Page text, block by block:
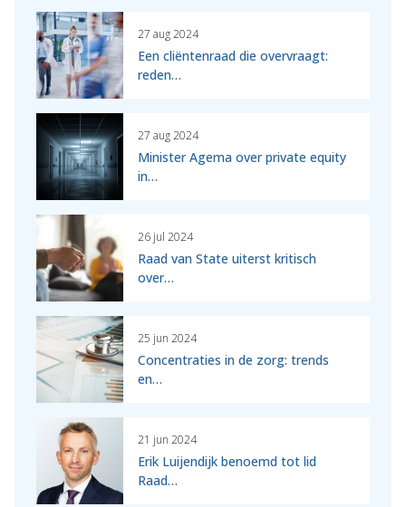
27 aug 2024
Een cliëntenraad die overvraagt:
reden…
27 aug 2024
Minister Agema over private equity
in…
26 jul 2024
Raad van State uiterst kritisch
over…
25 jun 2024
Concentraties in de zorg: trends
en…
21 jun 2024
Erik Luijendijk benoemd tot lid
Raad…